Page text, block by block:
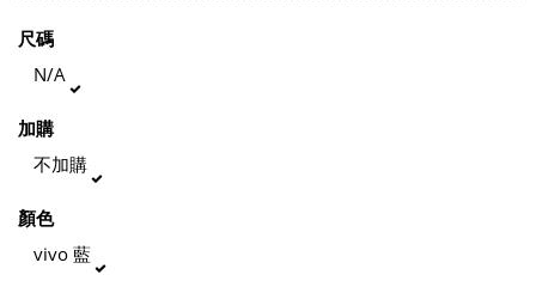
尺碼
N/A
加購
不加購
顏色
vivo 藍